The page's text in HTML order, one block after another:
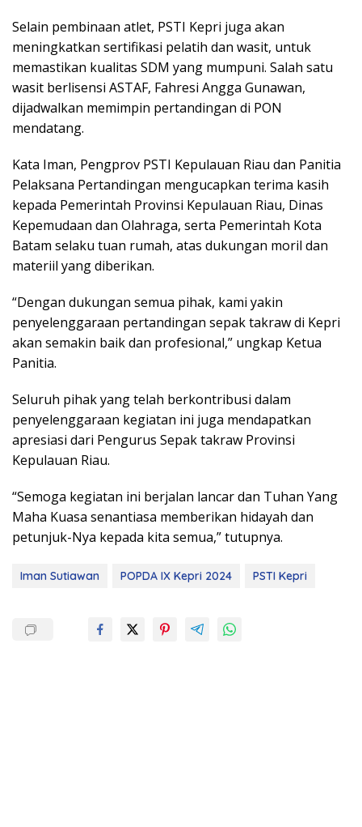
Selain pembinaan atlet, PSTI Kepri juga akan
meningkatkan sertifikasi pelatih dan wasit, untuk
memastikan kualitas SDM yang mumpuni. Salah satu
wasit berlisensi ASTAF, Fahresi Angga Gunawan,
dijadwalkan memimpin pertandingan di PON
mendatang.
Kata Iman, Pengprov PSTI Kepulauan Riau dan Panitia
Pelaksana Pertandingan mengucapkan terima kasih
kepada Pemerintah Provinsi Kepulauan Riau, Dinas
Kepemudaan dan Olahraga, serta Pemerintah Kota
Batam selaku tuan rumah, atas dukungan moril dan
materiil yang diberikan.
“Dengan dukungan semua pihak, kami yakin
penyelenggaraan pertandingan sepak takraw di Kepri
akan semakin baik dan profesional,” ungkap Ketua
Panitia.
Seluruh pihak yang telah berkontribusi dalam
penyelenggaraan kegiatan ini juga mendapatkan
apresiasi dari Pengurus Sepak takraw Provinsi
Kepulauan Riau.
“Semoga kegiatan ini berjalan lancar dan Tuhan Yang
Maha Kuasa senantiasa memberikan hidayah dan
petunjuk-Nya kepada kita semua,” tutupnya.
Iman Sutiawan POPDA IX Kepri 2024 PSTI Kepri